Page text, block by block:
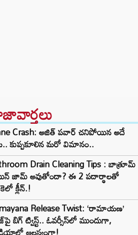
Crash: అజిత్ పవార్ చనిపోయిన అదే
కుప్పకూలిన మరో విమానం..
Drain Cleaning Tips : బాత్రూమ్
జామ్ అవుతోందా? ఈ 2 పదార్థాలతో
క్లీన్.!
Release Twist: ‘రామాయణ’
బిగ్ ట్విస్ట్.. ఓవర్సీస్‌లో ముందుగా,